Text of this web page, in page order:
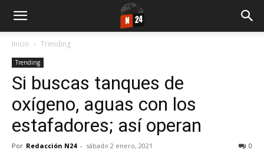
Inicio Trending
Trending
Si buscas tanques de
oxígeno, aguas con los
estafadores; así operan
Por Redacción N24 - sábado 2 enero, 2021 0